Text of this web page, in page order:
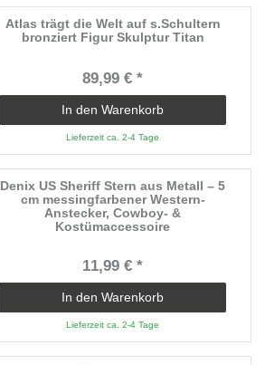
Atlas trägt die Welt auf s.Schultern
bronziert Figur Skulptur Titan
89,99 € *
In den Warenkorb
Lieferzeit ca. 2-4 Tage
Denix US Sheriff Stern aus Metall – 5
cm messingfarbener Western-
Anstecker, Cowboy- &
Kostümaccessoire
11,99 € *
In den Warenkorb
Lieferzeit ca. 2-4 Tage